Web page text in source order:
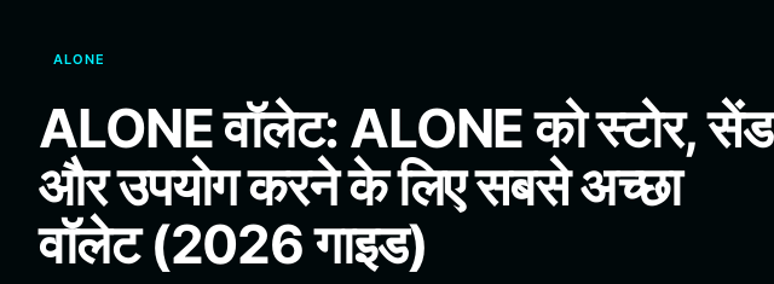
繁體中文
Bahasa Indonesia
ภาษาไทย
Español
Português (Brasil)
ALONE
ALONE वॉलेट: ALONE को स्टोर, सेंड
और उपयोग करने के लिए सबसे अच्छा
वॉलेट (2026 गाइड)